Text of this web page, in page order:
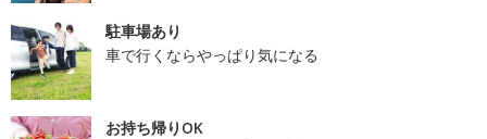
駐車場あり
車で行くならやっぱり気になる
お持ち帰りOK